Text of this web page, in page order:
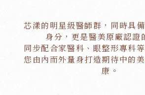
芯漾的明星級醫師群，同時具
身分，更是醫美原廠認證
同步配合家醫科、眼整形專科
您由內而外量身打造期待中的
康。